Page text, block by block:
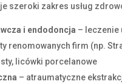
szeroki zakres usług
i endodoncja – leczenie
renomowanych firm (np.
licówki porcelanowe
– atraumatyczne